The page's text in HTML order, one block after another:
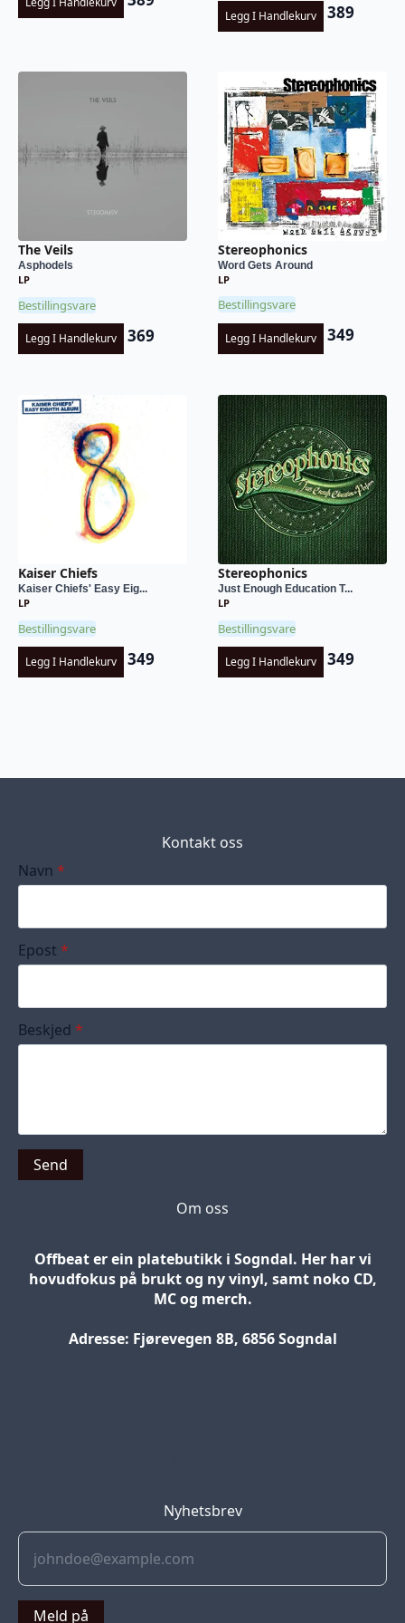
Legg I Handlekurv 389
The Veils
Asphodels
LP
Bestillingsvare
Legg I Handlekurv 369
Stereophonics
Word Gets Around
LP
Bestillingsvare
Legg I Handlekurv 349
Kaiser Chiefs
Kaiser Chiefs' Easy Eig...
LP
Bestillingsvare
Legg I Handlekurv 349
Stereophonics
Just Enough Education T...
LP
Bestillingsvare
Legg I Handlekurv 349
Kontakt oss
Navn *
Epost *
Beskjed *
Send
Om oss
Offbeat er ein platebutikk i Sogndal. Her har vi
hovudfokus på brukt og ny vinyl, samt noko CD,
MC og merch.
Adresse: Fjørevegen 8B, 6856 Sogndal
Nyhetsbrev
Meld på